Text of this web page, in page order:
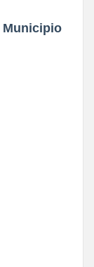
Municipio